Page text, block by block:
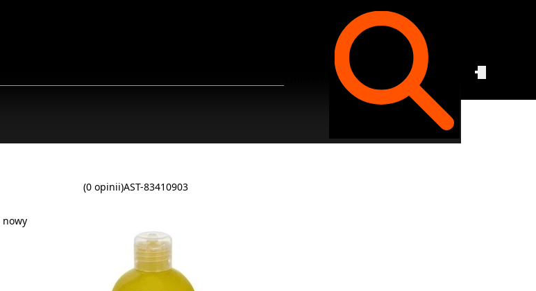
(0 opinii)AST-83410903
nowy